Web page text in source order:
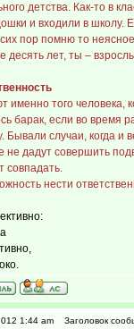
детства. Как-то в
и входили в школу.
пор помню то неясное
десять лет, ты –
именно того
барак, если во время
Бывали случаи, когда и
не дадут совершить
совпадать.
нести
1:44 am Заголовок